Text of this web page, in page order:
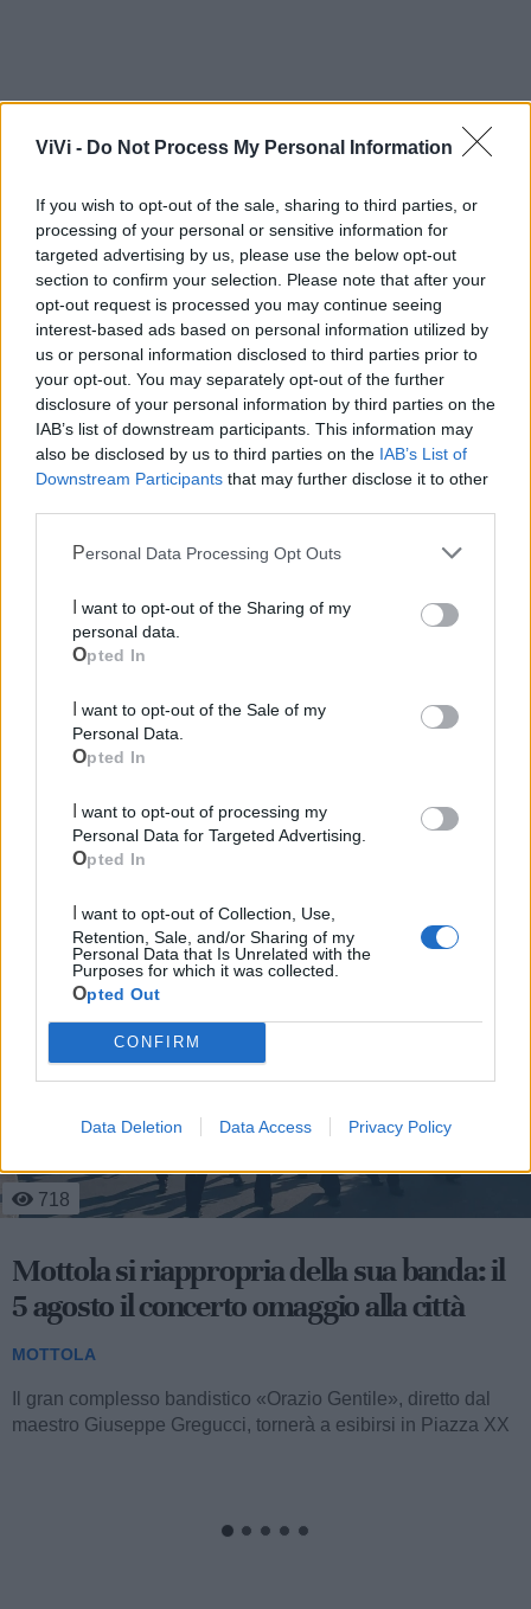
ViVi - Do Not Process My Personal Information
If you wish to opt-out of the sale, sharing to third parties, or
processing of your personal or sensitive information for
targeted advertising by us, please use the below opt-out
section to confirm your selection. Please note that after your
opt-out request is processed you may continue seeing
interest-based ads based on personal information utilized by
us or personal information disclosed to third parties prior to
your opt-out. You may separately opt-out of the further
disclosure of your personal information by third parties on the
IAB’s list of downstream participants. This information may
also be disclosed by us to third parties on the IAB’s List of
Downstream Participants that may further disclose it to other
Personal Data Processing Opt Outs
personal data.
Opted In
Personal Data.
Opted In
Personal Data for Targeted Advertising.
Opted In
Retention, Sale, and/or Sharing of my
Personal Data that Is Unrelated with the
Purposes for which it was collected.
Opted Out
CONFIRM
Data Deletion Data Access Privacy Policy
Mondo CIA
Cia Agricoltori Italiani | Puglia - Area Due
Mari
Scopri tutte le notizie, gli eventi e la Web TV di Cia Puglia - Area
Due Mari
Le ultime notizie di Mottola
1.388
Massafra, Mottola e Crispiano: controlli
straordinari dei carabinieri, due denunce
e vari sequestri
MOTTOLA
Nel corso dell’ultimo fine settimana, i comuni di Massafra,